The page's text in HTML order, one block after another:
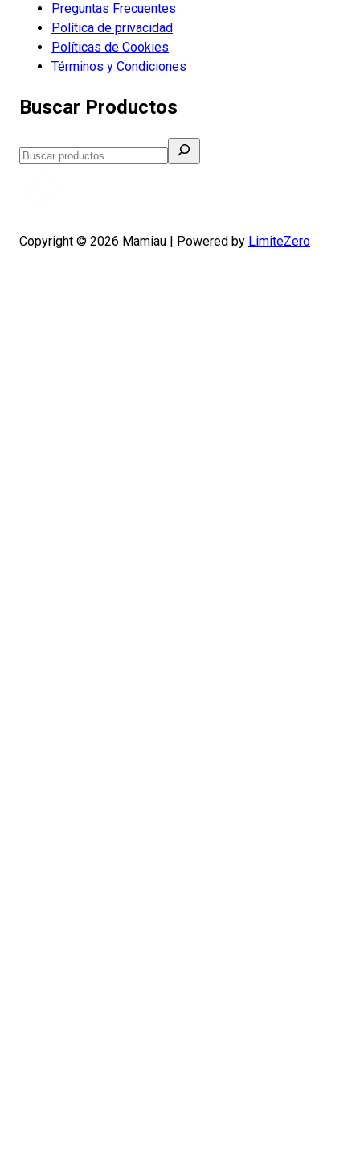
Preguntas Frecuentes
Política de privacidad
Políticas de Cookies
Términos y Condiciones
Buscar Productos
Buscar
Copyright © 2026 Mamiau | Powered by LimiteZero